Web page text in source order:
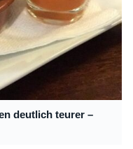
deutlich teurer –